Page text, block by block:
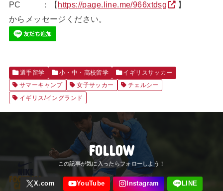
PC ：【https://page.line.me/966xtdsg
】
からメッセージください。
選手留学 小・中・高校留学
イギリスサッカー
サマーキャンプ
女子サッカー
チェルシー
イギリス/イングランド
FOLLOW